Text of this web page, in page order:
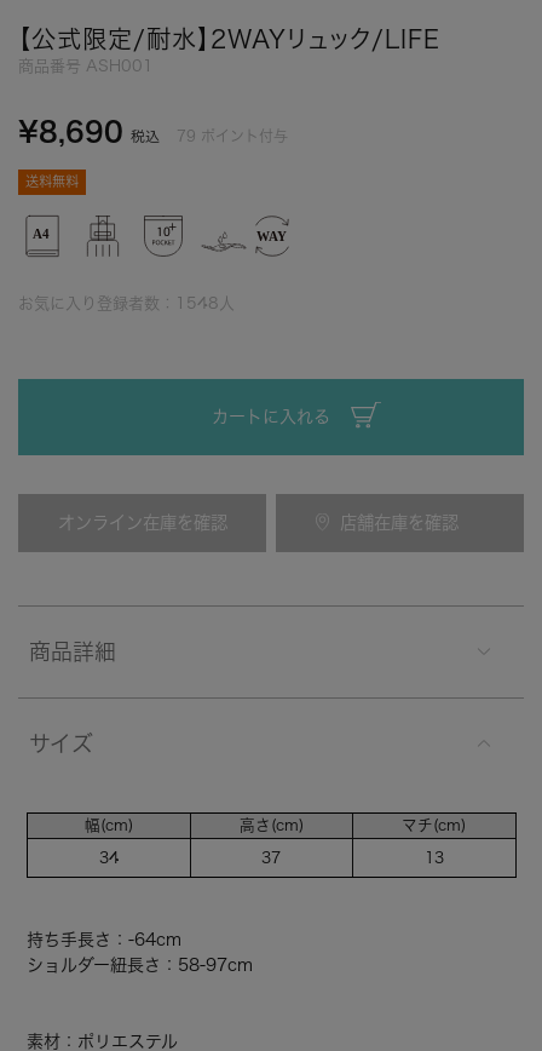
【公式限定/耐水】2WAYリュック/LIFE
商品番号 ASH001
¥8,690 税込 79 ポイント付与
送料無料
お気に入り登録者数： 1548 人
カートに入れる
オンライン在庫を確認 店舗在庫を確認
商品詳細
サイズ
幅(cm)
34
高さ(cm)
37
マチ(cm)
13
持ち手長さ：-64cm
ショルダー紐長さ：58-97cm
素材：ポリエステル